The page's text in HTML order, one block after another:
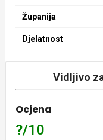
Županija
Djelatnost
Vidljivo
Ocjena
?/10